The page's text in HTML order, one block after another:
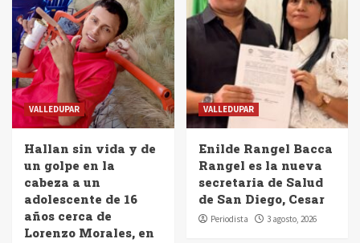
VALLEDUPAR
Hallan sin vida y de
un golpe en la
cabeza a un
adolescente de 16
años cerca de
Lorenzo Morales, en
VALLEDUPAR
Enilde Rangel Bacca
Rangel es la nueva
secretaria de Salud
de San Diego, Cesar
Periodista 3 agosto, 2026